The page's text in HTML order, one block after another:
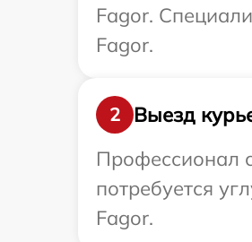
Fagor.
Fagor.
2
Выезд
Профессионал
потребуется
Fagor.